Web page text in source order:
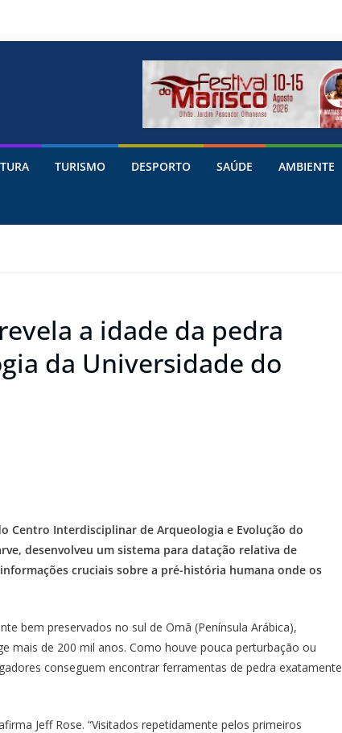
TURISMO DESPORTO SAÚDE AMBIENTE
a idade da pedra
da Universidade do
Centro Interdisciplinar de Arqueologia e Evolução do
desenvolveu um sistema para datação relativa de
cruciais sobre a pré-história humana onde os
bem preservados no sul de Omã (Península Arábica),
mais de 200 mil anos. Como houve pouca perturbação ou
conseguem encontrar ferramentas de pedra exatamente
Jeff Rose. “Visitados repetidamente pelos primeiros